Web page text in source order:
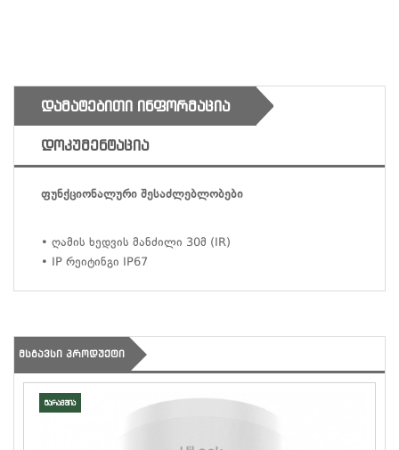
ᲓᲐᲛᲐᲢᲔᲑᲘᲗᲘ ᲘᲜᲤᲝᲠᲛᲐᲪᲘᲐ
ᲓᲝᲙᲣᲛᲔᲜᲢᲐᲪᲘᲐ
ფუნქციონალური შესაძლებლობები
• ღამის ხედვის მანძილი 30მ (IR)
• IP რეიტინგი IP67
ᲛᲡᲒᲐᲕᲡᲘ ᲞᲠᲝᲓᲣᲥᲢᲘ
მარაგშია